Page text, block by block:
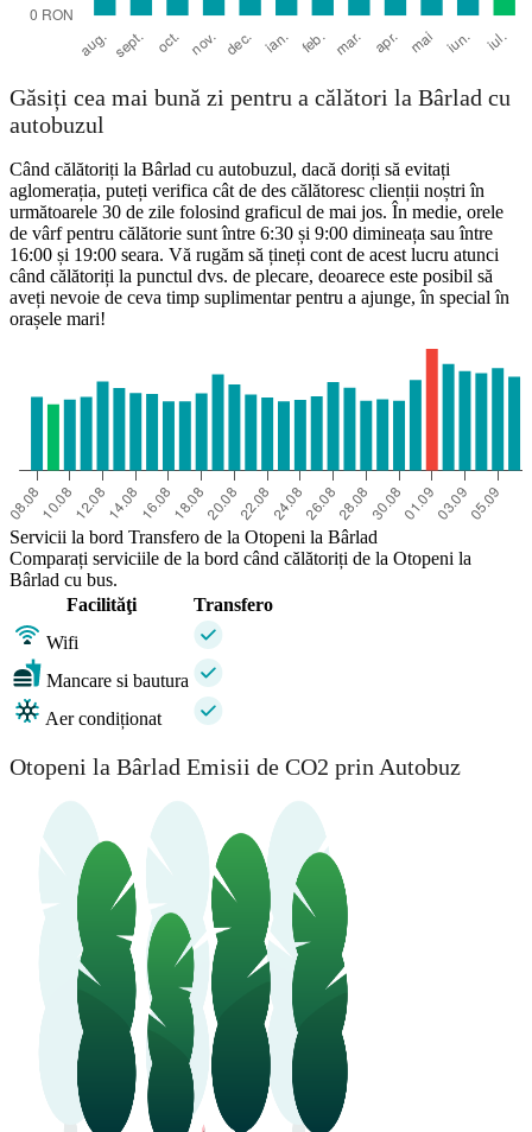
Găsiți cea mai bună zi pentru a călători la Bârlad cu
autobuzul
Când călătoriți la Bârlad cu autobuzul, dacă doriți să evitați
aglomerația, puteți verifica cât de des călătoresc clienții noștri în
următoarele 30 de zile folosind graficul de mai jos. În medie, orele
de vârf pentru călătorie sunt între 6:30 și 9:00 dimineața sau între
16:00 și 19:00 seara. Vă rugăm să țineți cont de acest lucru atunci
când călătoriți la punctul dvs. de plecare, deoarece este posibil să
aveți nevoie de ceva timp suplimentar pentru a ajunge, în special în
orașele mari!
Servicii la bord Transfero de la Otopeni la Bârlad
Comparați serviciile de la bord când călătoriți de la Otopeni la
Bârlad cu bus.
Facilităţi
Transfero
Wifi
Mancare si bautura
Aer condiționat
Otopeni la Bârlad Emisii de CO2 prin Autobuz